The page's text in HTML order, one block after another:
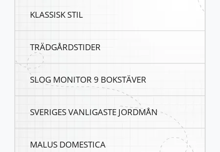
KLASSISK STIL
TRÄDGÅRDSTIDER
SLOG MONITOR 9 BOKSTÄVER
SVERIGES VANLIGASTE JORDMÅN
MALUS DOMESTICA